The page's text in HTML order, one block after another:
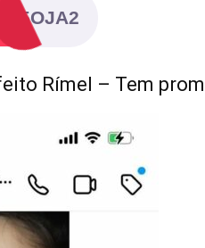
Rímel – Tem